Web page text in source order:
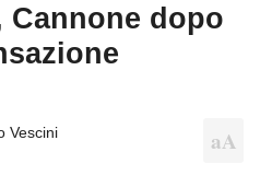
dopo
Vescini